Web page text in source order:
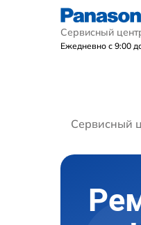
Сервисный
Ежедневно с 9:00
Сервисный